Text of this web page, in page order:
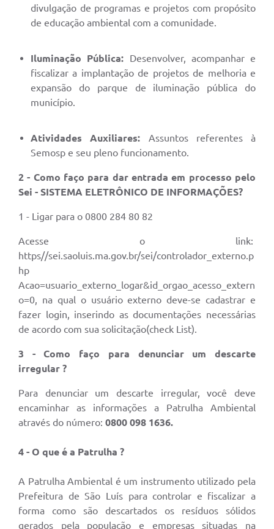
divulgação de programas e projetos com propósito
de educação ambiental com a comunidade.
Iluminação Pública: Desenvolver, acompanhar e
fiscalizar a implantação de projetos de melhoria e
expansão do parque de iluminação pública do
município.
Atividades Auxiliares: Assuntos referentes à
Semosp e seu pleno funcionamento.
2 - Como faço para dar entrada em processo pelo
Sei - SISTEMA ELETRÔNICO DE INFORMAÇÕES?
1 - Ligar para o 0800 284 80 82
Acesse o link:
https//sei.saoluis.ma.gov.br/sei/controlador_externo.p
hp
Acao=usuario_externo_logar&id_orgao_acesso_extern
o=0, na qual o usuário externo deve-se cadastrar e
fazer login, inserindo as documentações necessárias
de acordo com sua solicitação(check List).
3 - Como faço para denunciar um descarte
irregular ?
Para denunciar um descarte irregular, você deve
encaminhar as informações a Patrulha Ambiental
através do número: 0800 098 1636.
4 - O que é a Patrulha ?
A Patrulha Ambiental é um instrumento utilizado pela
Prefeitura de São Luís para controlar e fiscalizar a
forma como são descartados os resíduos sólidos
gerados pela população e empresas situadas na